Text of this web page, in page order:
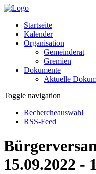
Startseite
Kalender
Organisation
Gemeinderat
Gremien
Dokumente
Aktuelle
Toggle navigation
Rechercheauswahl
RSS-Feed
15.09.2022 -